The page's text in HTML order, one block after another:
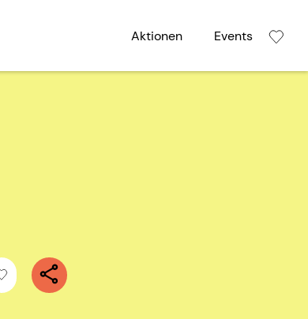
Aktionen Events